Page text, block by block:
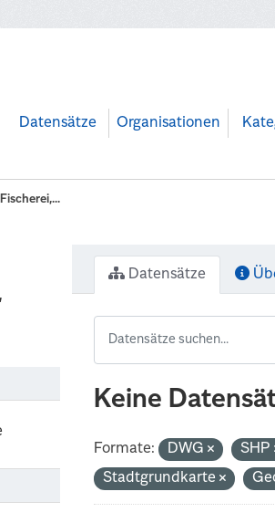
Datensätze Organisationen
Datensätze
Keine
Formate: DWG SHP
Stadtgrundkarte